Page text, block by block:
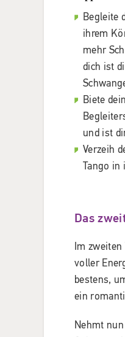
Begleite
ihrem
mehr
dich ist
Biete
und ist
Verzeih
Tango in
Das
Im
voller
bestens,
ein
Nehmt